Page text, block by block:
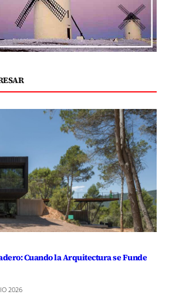
Cuando la Arquitectura se Funde
2026